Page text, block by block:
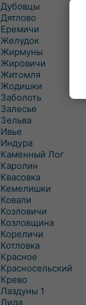
Дубовцы
Дятлово
Еремичи
Желудок
Жирмуны
Жировичи
Житомля
Жодишки
Заболоть
Залесье
Зельва
Ивье
Индура
Каменный Лог
Каролин
Квасовка
Кемелишки
Ковали
Козловичи
Козловщина
Кореличи
Котловка
Красное
Красносельский
Крево
Лаздуны 1
Лида